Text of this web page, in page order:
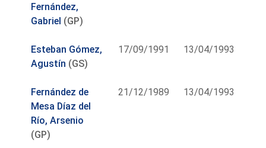
Fernández,
Gabriel (GP)
Esteban Gómez,
Agustín (GS)
17/09/1991 13/04/1993
Fernández de
Mesa Díaz del
Río, Arsenio
(GP)
21/12/1989 13/04/1993